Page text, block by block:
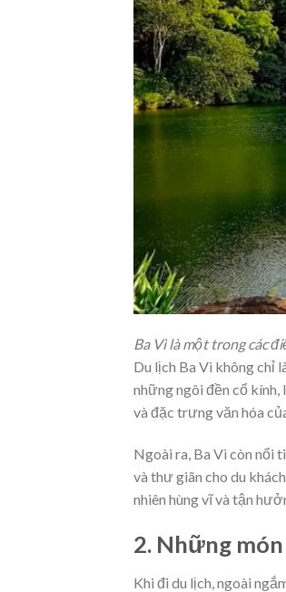
Ba Vì là một trong các
Du lịch Ba Vì không chỉ
những ngôi đền cổ kính,
và đặc trưng văn hóa
Ngoài ra, Ba Vì còn nổi
và thư giãn cho du
nhiên hùng vĩ và tận
2. Những
Khi đi du lịch, ngoài